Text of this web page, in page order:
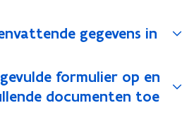
gegevens in
formulier op en
documenten toe